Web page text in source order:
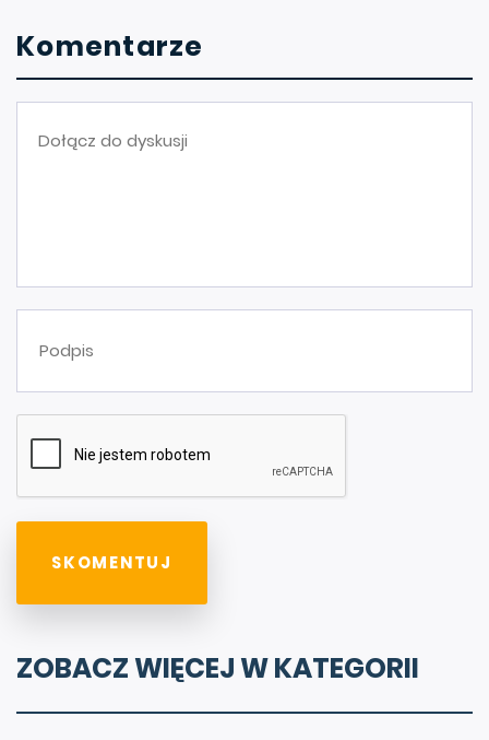
Komentarze
ZOBACZ WIĘCEJ W KATEGORII